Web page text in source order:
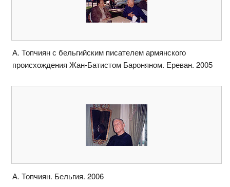
А. Топчиян с бельгийским писателем армянского
происхождения Жан-Батистом Бароняном. Ереван. 2005
А. Топчиян. Бельгия. 2006